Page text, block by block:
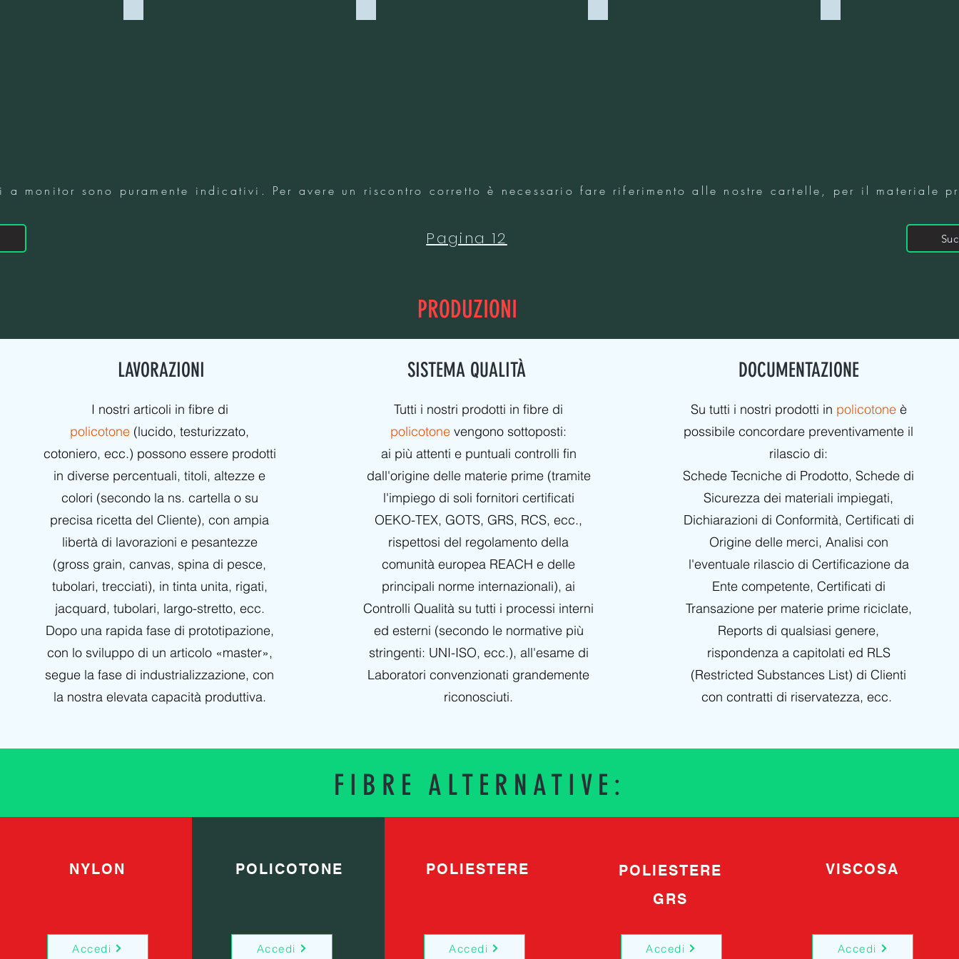
monitor sono puramente indicativi. Per avere un riscontro corretto è necessario fare riferimento alle nostre cartelle, per il materiale
Pagina 12
PRODUZIONI
LAVORAZIONI
I nostri articoli in fibre di
policotone (lucido, testurizzato,
cotoniero, ecc.) possono essere prodotti
in diverse percentuali, titoli, altezze e
colori (secondo la ns. cartella o su
precisa ricetta del Cliente), con ampia
libertà di lavorazioni e pesantezze
(gross grain, canvas, spina di pesce,
tubolari, trecciati), in tinta unita, rigati,
jacquard, tubolari, largo-stretto, ecc.
Dopo una rapida fase di prototipazione,
con lo sviluppo di un articolo «master»,
segue la fase di industrializzazione, con
la nostra elevata capacità produttiva.
SISTEMA QUALITÀ
Tutti i nostri prodotti in fibre di
policotonevengono sottoposti:
ai più attenti e puntuali controlli fin
dall'origine delle materie prime (tramite
l'impiego di soli fornitori certificati
OEKO-TEX, GOTS, GRS, RCS, ecc.,
rispettosi del regolamento della
comunità europea REACH e delle
principali norme internazionali), ai
Controlli Qualità su tutti i processi interni
ed esterni (secondo le normative più
stringenti: UNI-ISO, ecc.), all'esame di
Laboratori convenzionati grandemente
riconosciuti.
DOCUMENTAZIONE
Su tutti i nostri prodotti in policotone è
possibile concordare preventivamente il
rilascio di:
Schede Tecniche di Prodotto, Schede di
Sicurezza dei materiali impiegati,
Dichiarazioni di Conformità, Certificati di
Origine delle merci, Analisi con
l'eventuale rilascio di Certificazione da
Ente competente, Certificati di
Transazione per materie prime riciclate,
Reports di qualsiasi genere,
rispondenza a capitolati ed RLS
(Restricted Substances List) di Clienti
con contratti di riservatezza, ecc.
FIBRE ALTERNATIVE:
NYLON
Accedi
POLICOTONE
Accedi
POLIESTERE
Accedi
POLIESTERE
GRS
Accedi
VISCOSA
Accedi